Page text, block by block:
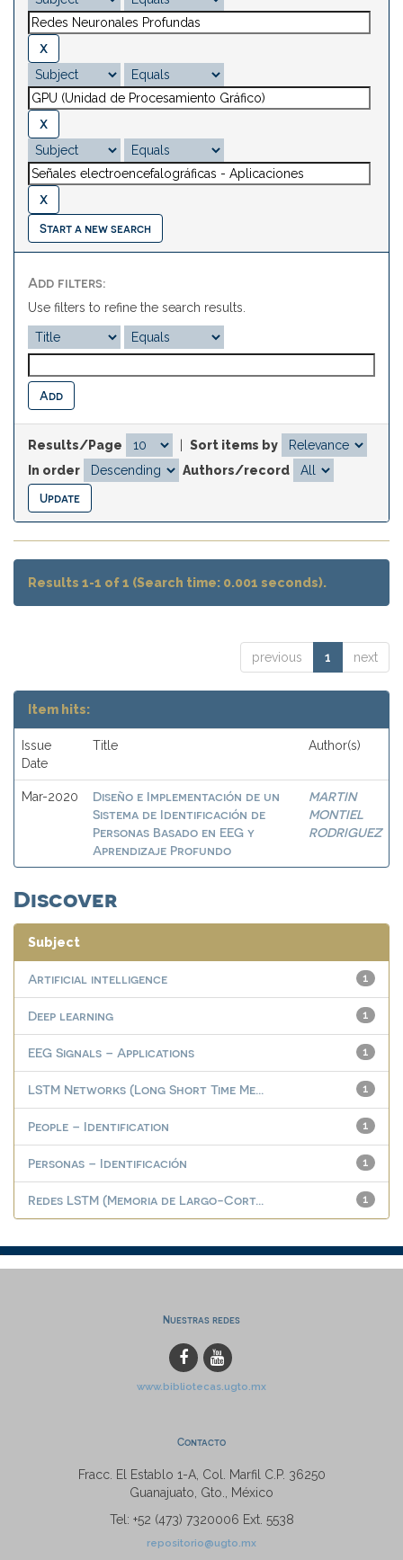
Start a new search
Add filters:
Use filters to refine the search results.
Results/Page
Sort items by
In order
Authors/record
Results 1-1 of 1 (Search time: 0.001 seconds).
previous 1 next
Item hits:
Issue
Date
Title Author(s)
Mar-2020
Diseño e Implementación de un
Sistema de Identificación de
Personas Basado en EEG y
Aprendizaje Profundo
MARTIN
MONTIEL
RODRIGUEZ
Discover
Subject
1
Artificial intelligence
1
Deep learning
1
EEG Signals – Applications
1
LSTM Networks (Long Short Time Me...
1
People – Identification
1
Personas – Identificación
1
Redes LSTM (Memoria de Largo-Cort...
Nuestras redes
www.bibliotecas.ugto.mx
Contacto
Fracc. El Establo 1-A, Col. Marfil C.P. 36250
Guanajuato, Gto., México
Tel: +52 (473) 7320006 Ext. 5538
repositorio@ugto.mx